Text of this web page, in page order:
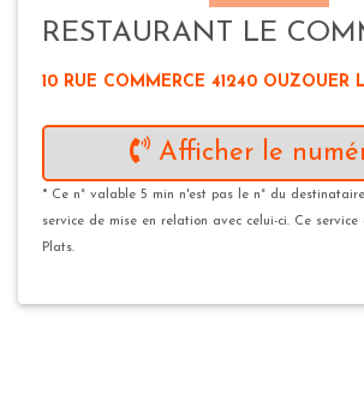
RESTAURANT LE
10 RUE COMMERCE 41240 OUZOUER
Afficher le
* Ce n° valable 5 min n'est pas le n° du
service de mise en relation avec celui-ci. Ce
Plats.